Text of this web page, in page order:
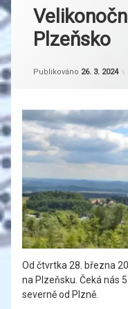
Plzeňsko
Publikováno 26. 3. 2024
Od čtvrtka 28. března
na Plzeňsku. Čeká nás
severně od Plzně.